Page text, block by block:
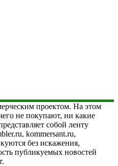
проектом. На этом
не покупают, ни какие
собой ленту
kommersant.ru,
без искажения,
публикуемых новостей